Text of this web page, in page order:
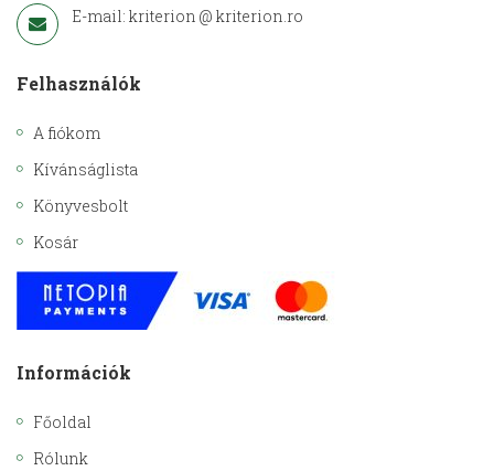
E-mail: kriterion @ kriterion.ro
Felhasználók
A fiókom
Kívánságlista
Könyvesbolt
Kosár
Információk
Főoldal
Rólunk